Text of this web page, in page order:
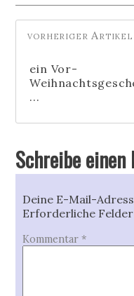
ein Vor-
...
Schreibe
Deine E-Mail-
Erforderliche
Kommentar*